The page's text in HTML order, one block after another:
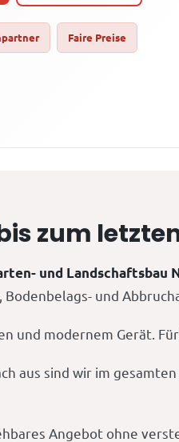
Faire Preise
zum
und Landschaftsbau
Bodenbelags- und
und modernem Gerät.
aus sind wir im
Angebot ohne